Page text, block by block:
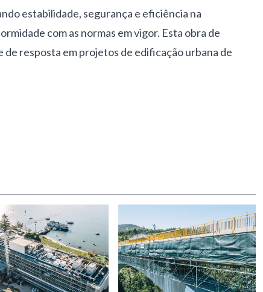
estabilidade, segurança e eficiência na
com as normas em vigor. Esta obra de
resposta em projetos de edificação urbana de